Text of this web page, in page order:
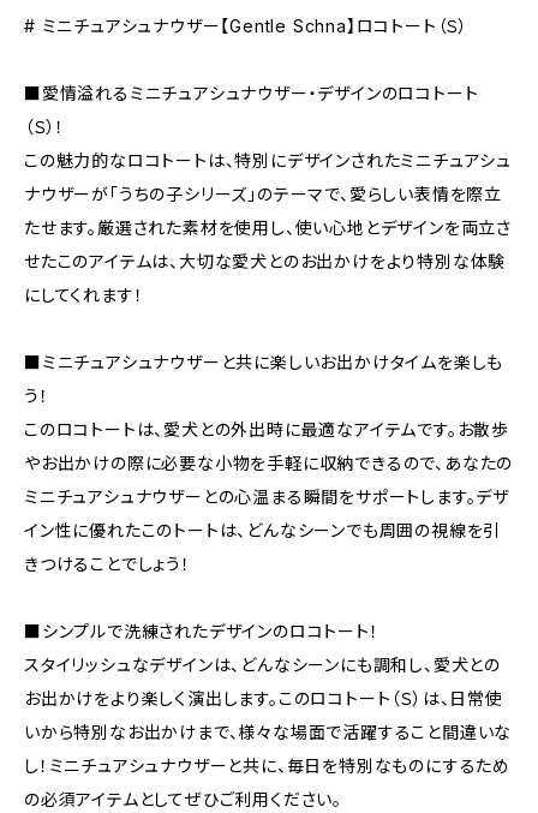
# ミニチュアシュナウザー【Gentle Schna】ロコトート（Ｓ）
■愛情溢れるミニチュアシュナウザー・デザインのロコトート
（Ｓ）！
この魅力的なロコトートは、特別にデザインされたミニチュアシュ
ナウザーが「うちの子シリーズ」のテーマで、愛らしい表情を際立
たせます。厳選された素材を使用し、使い心地とデザインを両立さ
せたこのアイテムは、大切な愛犬とのお出かけをより特別な体験
にしてくれます！
■ミニチュアシュナウザーと共に楽しいお出かけタイムを楽しも
う！
このロコトートは、愛犬との外出時に最適なアイテムです。お散歩
やお出かけの際に必要な小物を手軽に収納できるので、あなたの
ミニチュアシュナウザーとの心温まる瞬間をサポートします。デザ
イン性に優れたこのトートは、どんなシーンでも周囲の視線を引
きつけることでしょう！
■シンプルで洗練されたデザインのロコトート！
スタイリッシュなデザインは、どんなシーンにも調和し、愛犬との
お出かけをより楽しく演出します。このロコトート（Ｓ）は、日常使
いから特別なお出かけまで、様々な場面で活躍すること間違いな
し！ミニチュアシュナウザーと共に、毎日を特別なものにするため
の必須アイテムとしてぜひご利用ください。